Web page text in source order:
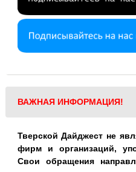
ВАЖНАЯ ИНФОРМАЦИЯ!
Тверской Дайджест не
фирм и организаций,
Свои обращения